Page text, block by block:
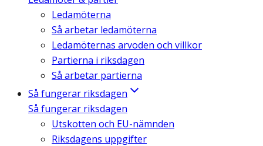
Ledamöterna
Så arbetar ledamöterna
Ledamöternas arvoden och villkor
Partierna i riksdagen
Så arbetar partierna
Så fungerar riksdagen
Så fungerar riksdagen
Utskotten och EU-nämnden
Riksdagens uppgifter